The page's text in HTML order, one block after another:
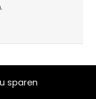
sparen